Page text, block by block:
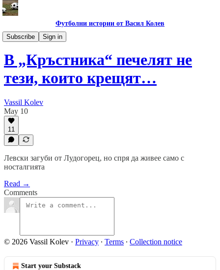
Футболни истории от Васил Колев
Subscribe
Sign in
Гурме за левскари
В „Кръстника“ печелят не
тези, които крещят…
Vassil Kolev
May 10
11
Левски загуби от Лудогорец, но спря да живее само с
носталгията
Read →
Comments
© 2026 Vassil Kolev · Privacy ∙ Terms ∙ Collection notice
Start your Substack